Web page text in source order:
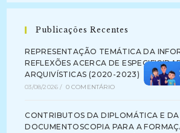
Publicações Recentes
REPRESENTAÇÃO TEMÁTICA DA
REFLEXÕES ACERCA DE
ARQUIVÍSTICAS (2020-2023)
03/08/2026 / 0 COMENTÁRIO
CONTRIBUTOS DA DIPLOMÁTICA E DA
DOCUMENTOSCOPIA PARA A